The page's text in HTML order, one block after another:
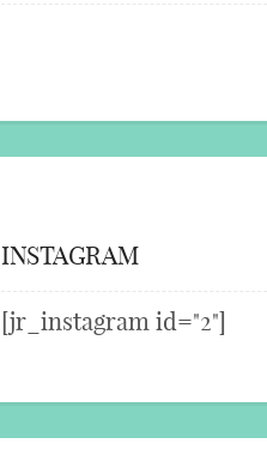
INSTAGRAM
[jr_instagram id="2"]